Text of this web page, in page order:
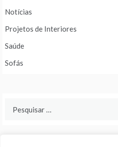
Notícias
Projetos de Interiores
Saúde
Sofás